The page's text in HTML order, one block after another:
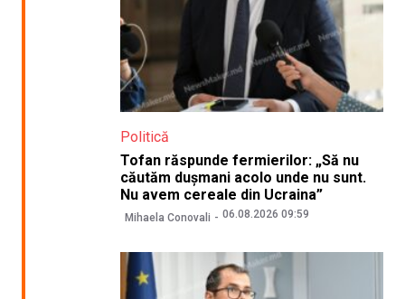
Politică
Tofan răspunde fermierilor: „Să nu
căutăm dușmani acolo unde nu sunt.
Nu avem cereale din Ucraina”
Mihaela Conovali 06.08.2026 09:59